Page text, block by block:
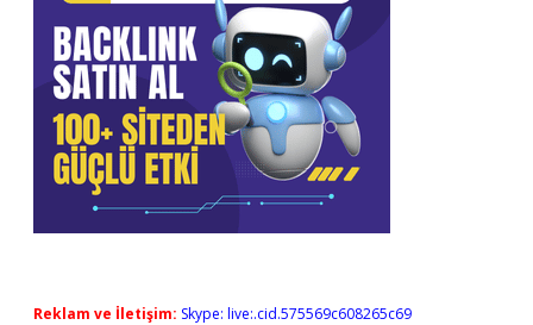
Reklam ve İletişim: Skype: live:.cid.575569c608265c69